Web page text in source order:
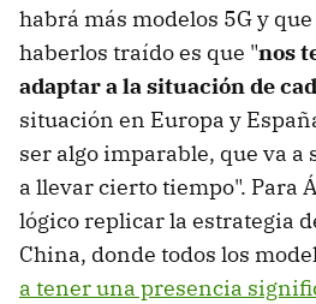
habrá más modelos 5G y
haberlos traído es que "nos
adaptar a la situación de
situación en Europa y
ser algo imparable, que va a
a llevar cierto tiempo". Para
lógico replicar la estrategia
China, donde todos los
a tener una presencia